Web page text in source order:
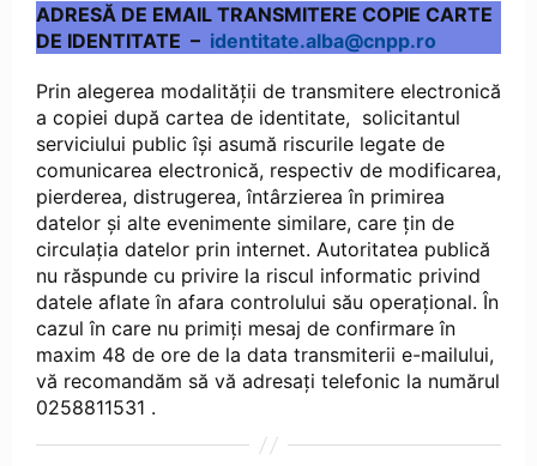
ADRESĂ DE EMAIL TRANSMITERE COPIE CARTE
DE IDENTITATE – identitate.alba@cnpp.ro
Prin alegerea modalității de transmitere electronică
a copiei după cartea de identitate, solicitantul
serviciului public își asumă riscurile legate de
comunicarea electronică, respectiv de modificarea,
pierderea, distrugerea, întârzierea în primirea
datelor și alte evenimente similare, care țin de
circulația datelor prin internet. Autoritatea publică
nu răspunde cu privire la riscul informatic privind
datele aflate în afara controlului său operațional. În
cazul în care nu primiți mesaj de confirmare în
maxim 48 de ore de la data transmiterii e-mailului,
vă recomandăm să vă adresați telefonic la numărul
0258811531 .